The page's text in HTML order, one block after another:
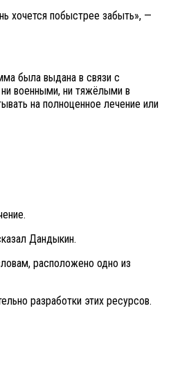
хочется побыстрее забыть», —
была выдана в связи с
военными, ни тяжёлыми в
на полноценное лечение или
Дандыкин.
расположено одно из
разработки этих ресурсов.